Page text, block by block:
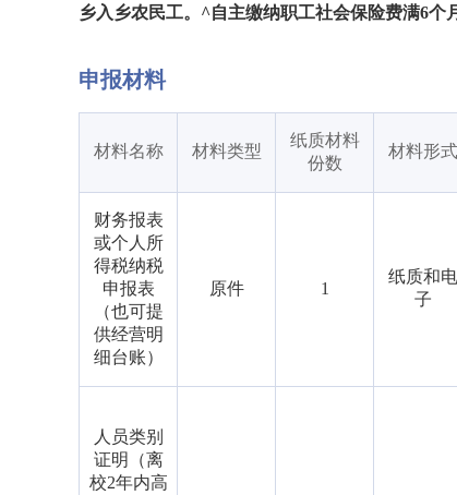
乡入乡农民工。^自主缴纳职工社会保险费满6个
申报材料
材料名称 材料类型
纸质材料
份数
材料形式
财务报表
或个人所
得税纳税
申报表
（也可提
供经营明
细台账）
原件 1
纸质和电
子
人员类别
证明（离
校2年内高